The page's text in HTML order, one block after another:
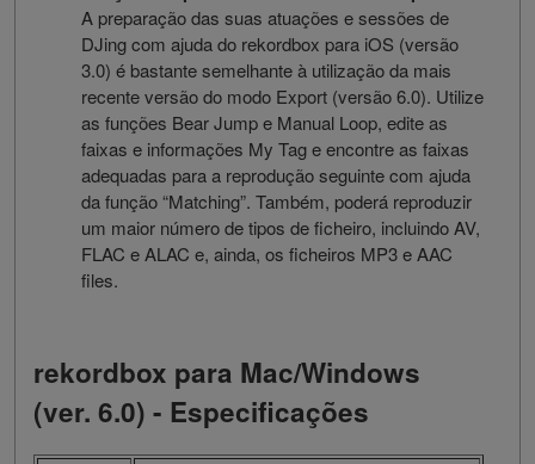
A preparação das suas atuações e sessões de
DJing com ajuda do rekordbox para iOS (versão
3.0) é bastante semelhante à utilização da mais
recente versão do modo Export (versão 6.0). Utilize
as funções Bear Jump e Manual Loop, edite as
faixas e informações My Tag e encontre as faixas
adequadas para a reprodução seguinte com ajuda
da função “Matching”. Também, poderá reproduzir
um maior número de tipos de ficheiro, incluindo AV,
FLAC e ALAC e, ainda, os ficheiros MP3 e AAC
files.
rekordbox para Mac/Windows
(ver. 6.0) - Especificações